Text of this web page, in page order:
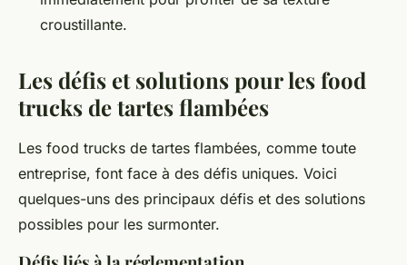
croustillante.
Les défis et solutions pour les food
trucks de tartes flambées
Les food trucks de tartes flambées, comme toute
entreprise, font face à des défis uniques. Voici
quelques-uns des principaux défis et des solutions
possibles pour les surmonter.